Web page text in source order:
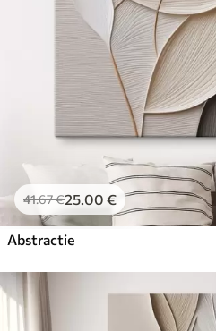
41.67€25.00 €
Abstractie